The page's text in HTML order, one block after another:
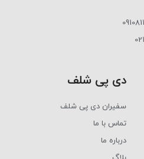
دی پی شلف
سفیران دی پی شلف
تماس با ما
درباره ما